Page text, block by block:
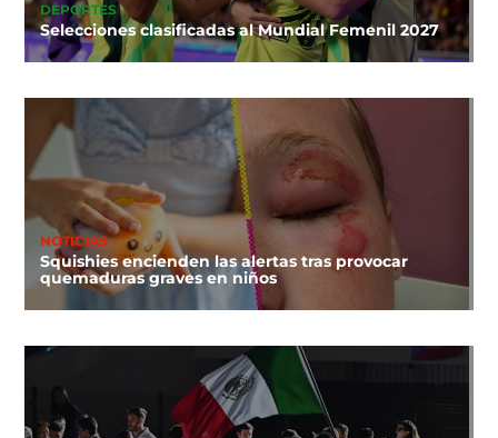
DEPORTES
Selecciones clasificadas al Mundial Femenil 2027
NOTICIAS
Squishies encienden las alertas tras provocar
quemaduras graves en niños